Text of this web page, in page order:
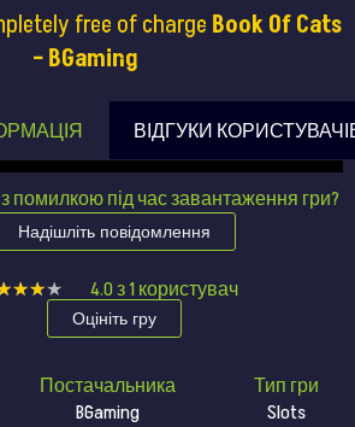
free of charge Book Of Cats
– BGaming
ВІДГУКИ
помилкою під час завантаження гри?
Надішліть повідомлення
4.0з1користувач
Оцініть гру
Постачальника
BGaming
Тип гри
Slots